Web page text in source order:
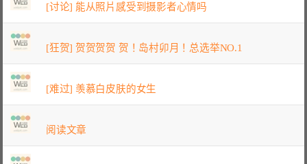
[讨论] 能从照片感受到摄影者心情吗
[狂贺] 贺贺贺贺 贺！岛村卯月！总选举NO.1
[难过] 羡慕白皮肤的女生
阅读文章